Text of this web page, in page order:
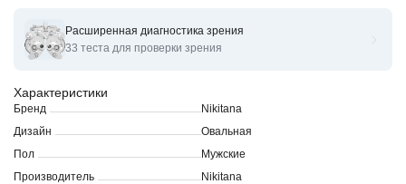
Оправы для очков корригирующих Nikitana Ni2491
Характеристики
Бренд
Nikitana
Дизайн
Овальная
Пол
Мужские
Производитель
Nikitana
Расширенная диагностика зрения
33 теста для проверки зрения